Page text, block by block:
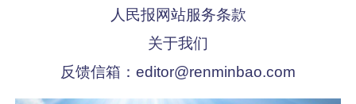
人民报网站服务条款
关于我们
反馈信箱： editor@renminbao.com